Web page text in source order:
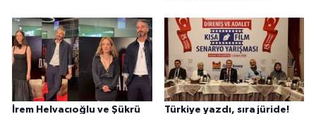
İrem Helvacıoğlu ve Şükrü Türkiye yazdı, sıra jüride!